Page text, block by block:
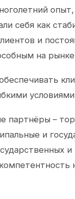
себя как
и
на
партнёры –
и